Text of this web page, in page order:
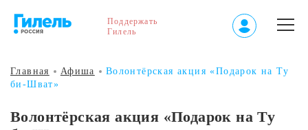
Поддержать
Гилель
Главная Афиша
Волонтёрская акция «‎Подарок на Ту
би-Шват»
Волонтёрская акция «‎Подарок на Ту